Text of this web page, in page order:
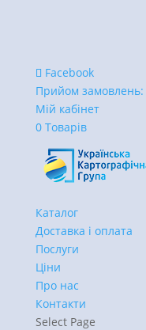
Facebook
Прийом замовлень:
Мій кабінет
0 Товарів
Каталог
Доставка і оплата
Послуги
Ціни
Про нас
Контакти
Select Page